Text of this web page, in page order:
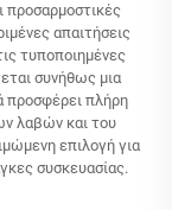
προσαρμοστικές
απαιτήσεις
τυποποιημένες
συνήθως μια
προσφέρει πλήρη
λαβών και του
επιλογή για
συσκευασίας.